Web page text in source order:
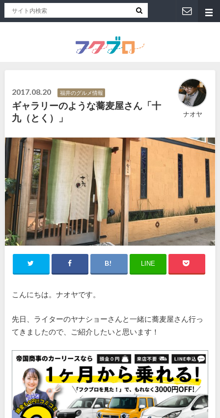
2017.08.20 福井のグルメ情報
ギャラリーのような蕎麦屋さん「十
九（とく）」
ナオヤ
LINE
こんにちは。ナオヤです。
先日、ライターのヤナショーさんと一緒に蕎麦屋さん行っ
てきましたので、ご紹介したいと思います！